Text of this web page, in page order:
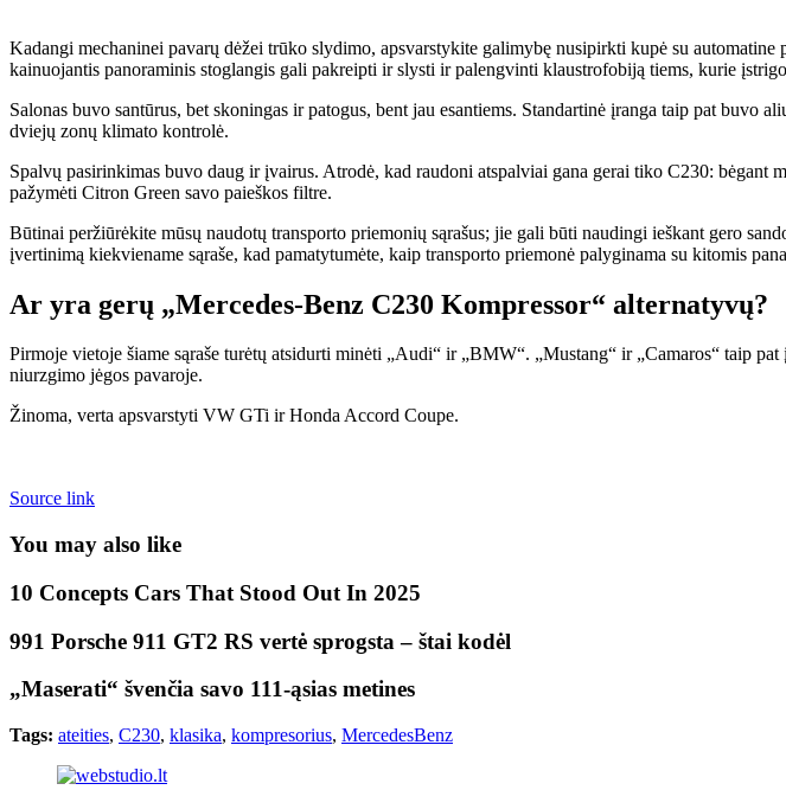
Kadangi mechaninei pavarų dėžei trūko slydimo, apsvarstykite galimybę nusipirkti kupė su
kainuojantis panoraminis stoglangis gali pakreipti ir slysti ir palengvinti klaustrofobiją tiems, kurie
Salonas buvo santūrus, bet skoningas ir patogus, bent jau esantiems. Standartinė įranga taip pat
dviejų zonų klimato kontrolė.
Spalvų pasirinkimas buvo daug ir įvairus. Atrodė, kad raudoni atspalviai gana gerai tiko C230: bėgant
pažymėti Citron Green savo paieškos filtre.
Būtinai peržiūrėkite mūsų naudotų transporto priemonių sąrašus; jie gali būti naudingi ieškant gero
įvertinimą kiekviename sąraše, kad pamatytumėte, kaip transporto priemonė palyginama su kitomis
Ar yra gerų „Mercedes-Benz C230 Kompressor“ alternatyvų?
Pirmoje vietoje šiame sąraše turėtų atsidurti minėti „Audi“ ir „BMW“. „Mustang“ ir „Camaros“ taip
niurzgimo jėgos pavaroje.
Žinoma, verta apsvarstyti VW GTi ir Honda Accord Coupe.
Source link
You may also like
10 Concepts Cars That Stood Out In 2025
991 Porsche 911 GT2 RS vertė sprogsta – štai kodėl
„Maserati“ švenčia savo 111-ąsias metines
Tags: ateities, C230, klasika, kompresorius, MercedesBenz